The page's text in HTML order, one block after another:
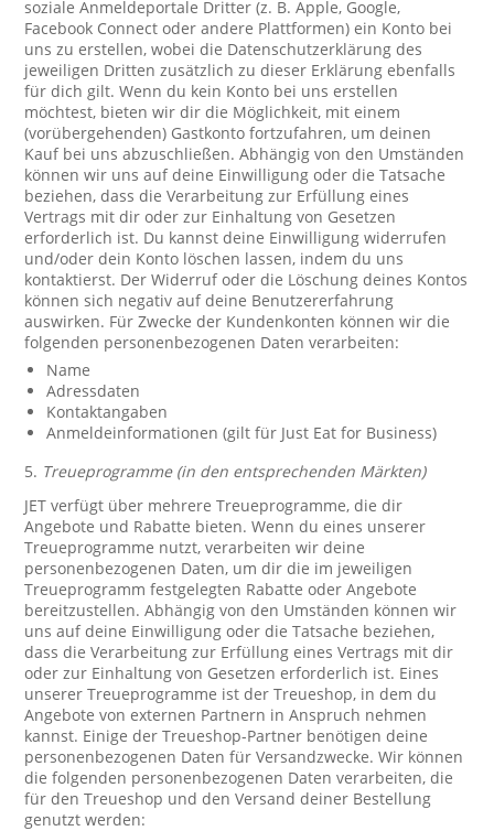
soziale Anmeldeportale Dritter (z. B. Apple, Google,
Facebook Connect oder andere Plattformen) ein Konto bei
uns zu erstellen, wobei die Datenschutzerklärung des
jeweiligen Dritten zusätzlich zu dieser Erklärung ebenfalls
für dich gilt. Wenn du kein Konto bei uns erstellen
möchtest, bieten wir dir die Möglichkeit, mit einem
(vorübergehenden) Gastkonto fortzufahren, um deinen
Kauf bei uns abzuschließen. Abhängig von den Umständen
können wir uns auf deine Einwilligung oder die Tatsache
beziehen, dass die Verarbeitung zur Erfüllung eines
Vertrags mit dir oder zur Einhaltung von Gesetzen
erforderlich ist. Du kannst deine Einwilligung widerrufen
und/oder dein Konto löschen lassen, indem du uns
kontaktierst. Der Widerruf oder die Löschung deines Kontos
können sich negativ auf deine Benutzererfahrung
auswirken. Für Zwecke der Kundenkonten können wir die
folgenden personenbezogenen Daten verarbeiten:
Name
Adressdaten
Kontaktangaben
Anmeldeinformationen (gilt für Just Eat for Business)
5. Treueprogramme (in den entsprechenden Märkten)
JET verfügt über mehrere Treueprogramme, die dir
Angebote und Rabatte bieten. Wenn du eines unserer
Treueprogramme nutzt, verarbeiten wir deine
personenbezogenen Daten, um dir die im jeweiligen
Treueprogramm festgelegten Rabatte oder Angebote
bereitzustellen. Abhängig von den Umständen können wir
uns auf deine Einwilligung oder die Tatsache beziehen,
dass die Verarbeitung zur Erfüllung eines Vertrags mit dir
oder zur Einhaltung von Gesetzen erforderlich ist. Eines
unserer Treueprogramme ist der Treueshop, in dem du
Angebote von externen Partnern in Anspruch nehmen
kannst. Einige der Treueshop-Partner benötigen deine
personenbezogenen Daten für Versandzwecke. Wir können
die folgenden personenbezogenen Daten verarbeiten, die
für den Treueshop und den Versand deiner Bestellung
genutzt werden: